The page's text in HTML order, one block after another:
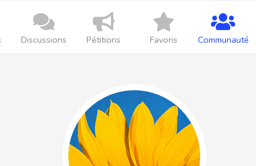
Discussions Pétitions Favoris Communauté